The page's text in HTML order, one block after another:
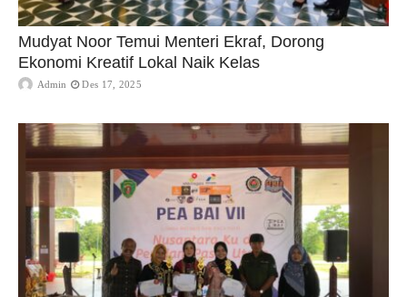
Mudyat Noor Temui Menteri Ekraf, Dorong
Ekonomi Kreatif Lokal Naik Kelas
Admin Des 17, 2025